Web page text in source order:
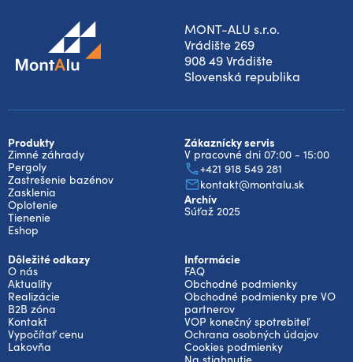
MONT-ALU s.r.o.
Vrádište 269
908 49 Vrádište
Slovenská republika
Produkty
Zimné záhrady
Pergoly
Zastrešenie bazénov
Zasklenia
Oplotenie
Tienenie
Eshop
Informácie
FAQ
Obchodné podmienky
Obchodné podmienky pre VO
partnerov
VOP konečný spotrebiteľ
Ochrana osobných údajov
Cookies podmienky
Dôležité odkazy
O nás
Aktuality
Realizácie
B2B zóna
Kontakt
Vypočítať cenu
Lakovňa
Zákaznícky servis
V pracovné dni 07:00 - 15:00
+421 918 549 281
kontakt@montalu.sk
Archív
Súťaž 2025